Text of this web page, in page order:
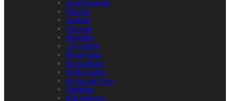
Ensiklopedia
Filsafat
Gender
Hiburan
Inspirasi
Jurnalistik
Kesehatan
Komunikasi
Kritik Sastra
Kumpulan Esai
Lifestyle
Manajemen